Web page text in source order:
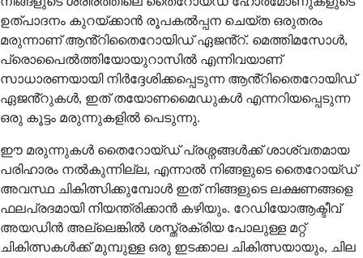
ഉത്പാദനം കുറയ്ക്കാൻ രൂപകൽപ്പന ചെയ്ത ഒരുതരം
മരുന്നാണ് ആൻ്റിതൈറോയിഡ് ഏജൻ്റ്. മെത്തിമസോൾ,
പ്രൊപൈൽത്തിയോയുറാസിൽ എന്നിവയാണ്
സാധാരണയായി നിർദ്ദേശിക്കപ്പെടുന്ന ആൻ്റിതൈറോയിഡ്
ഏജൻ്റുകൾ, ഇത് തയോണമൈഡുകൾ എന്നറിയപ്പെടുന്ന
ഒരു കൂട്ടം മരുന്നുകളിൽ പെടുന്നു.
ഈ മരുന്നുകൾ തൈറോയ്ഡ് പ്രശ്നങ്ങൾക്ക് ശാശ്വതമായ
പരിഹാരം നൽകുന്നില്ല, എന്നാൽ നിങ്ങളുടെ തൈറോയ്ഡ്
അവസ്ഥ ചികിത്സിക്കുമ്പോൾ ഇത് നിങ്ങളുടെ ലക്ഷണങ്ങളെ
ഫലപ്രദമായി നിയന്ത്രിക്കാൻ കഴിയും. റേഡിയോആക്ടീവ്
അയഡിൻ അല്ലെങ്കിൽ ശസ്ത്രക്രിയ പോലുള്ള മറ്റ്
ചികിത്സകൾക്ക് മുമ്പുള്ള ഒരു ഇടക്കാല ചികിത്സയായും, ചില